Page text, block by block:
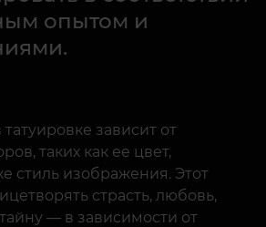
опытом и
зависит от
таких как ее цвет,
стиль изображения. Этот
страсть, любовь,
— в зависимости от